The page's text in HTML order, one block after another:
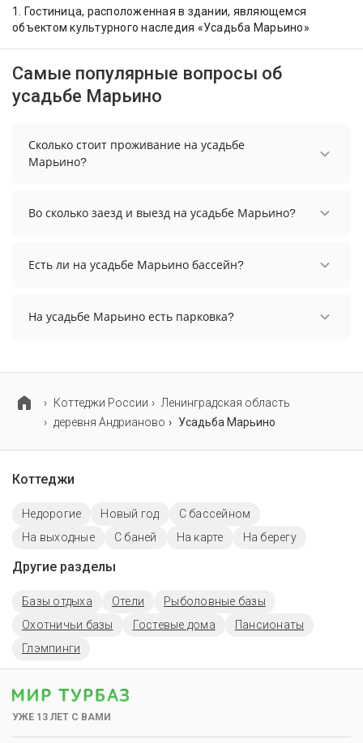
1. Гостиница, расположенная в здании, являющемся
объектом культурного наследия «Усадьба Марьино»
Самые популярные вопросы об
усадьбе Марьино
Сколько стоит проживание на усадьбе
Марьино?
начинается от 17500 рублей. Чтобы увидеть
актуальные цены на проживание, выберите
Во сколько заезд и выезд на усадьбе Марьино?
осуществить до 12:00.
Есть ли на усадьбе Марьино бассейн?
На усадьбе Марьино есть парковка?
Коттеджи России
Ленинградская область
деревня Андрианово
Усадьба Марьино
Коттеджи
Недорогие Новый год
С бассейном
На выходные
С баней На карте На берегу
Другие разделы
Базы отдыха Отели
Рыболовные базы
Охотничьи базы
Гостевые дома
Пансионаты
Глэмпинги
УЖЕ 13 ЛЕТ С ВАМИ